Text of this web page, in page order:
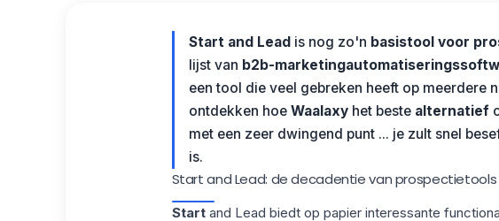
Start and Leadis nog zo'n basistool voor
lijst van b2b-
een tool die veel gebreken heeft op meerdere
ontdekken hoe Waalaxyhet beste alternatief
met een zeer dwingend punt ... je zult snel
is.
Start and Lead: de decadentie van prospectietools
Startand Lead biedt op papier interessante